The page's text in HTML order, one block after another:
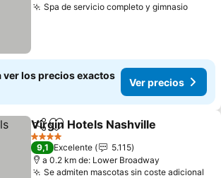
Spa de servicio completo y gimnasio
ver los precios exactos
Ver precios
CompartirAgregar a favoritos
Virgin Hotels Nashville
4 Estrellas
9,1 Excelente
5.115
a 0.2 km de: Lower Broadway
Se admiten mascotas sin coste adicional